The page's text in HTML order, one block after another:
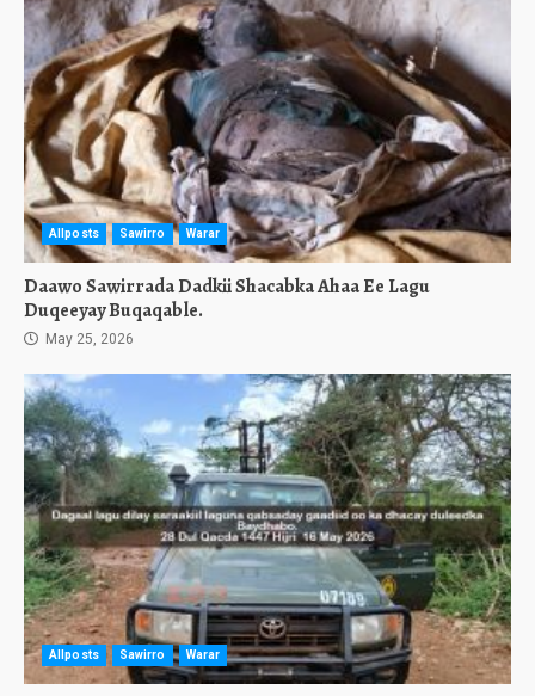
Allposts Sawirro Warar
Daawo Sawirrada Dadkii Shacabka Ahaa Ee Lagu
Duqeeyay Buqaqable.
May 25, 2026
Allposts Sawirro Warar